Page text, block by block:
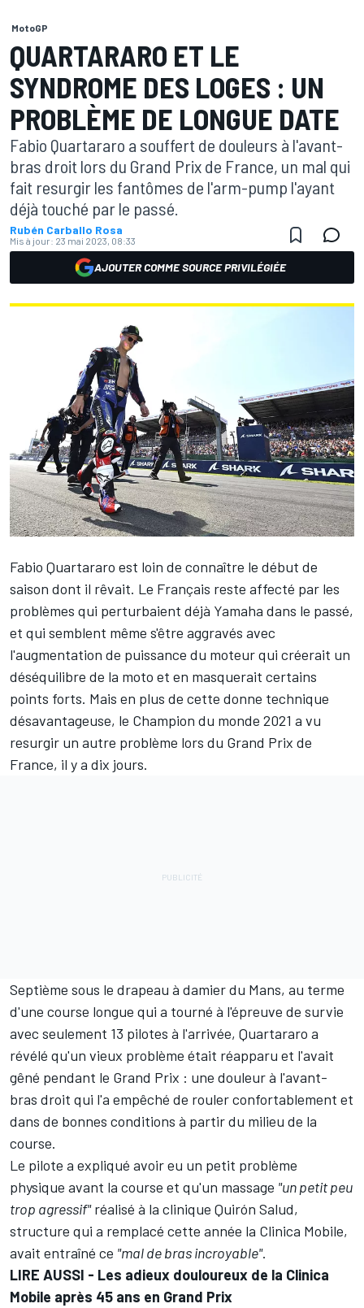
MotoGP
QUARTARARO ET LE
SYNDROME DES LOGES : UN
PROBLÈME DE LONGUE DATE
Fabio Quartararo a souffert de douleurs à l'avant-
bras droit lors du Grand Prix de France, un mal qui
fait resurgir les fantômes de l'arm-pump l'ayant
déjà touché par le passé.
Rubén Carballo Rosa
Mis à jour: 23 mai 2023, 08:33
AJOUTER COMME SOURCE PRIVILÉGIÉE
Fabio Quartararo est loin de connaître le début de
saison dont il rêvait. Le Français reste affecté par les
problèmes qui perturbaient déjà Yamaha dans le passé,
et qui semblent même s'être aggravés avec
l'augmentation de puissance du moteur qui créerait un
déséquilibre de la moto et en masquerait certains
points forts. Mais en plus de cette donne technique
désavantageuse, le Champion du monde 2021 a vu
resurgir un autre problème lors du Grand Prix de
France, il y a dix jours.
Septième sous le drapeau à damier du Mans, au terme
d'une course longue qui a tourné à l'épreuve de survie
avec seulement 13 pilotes à l'arrivée, Quartararo a
révélé qu'un vieux problème était réapparu et l'avait
gêné pendant le Grand Prix : une douleur à l'avant-
bras droit qui l'a empêché de rouler confortablement et
dans de bonnes conditions à partir du milieu de la
course.
Le pilote a expliqué avoir eu un petit problème
physique avant la course et qu'un massage "un petit peu
trop agressif"réalisé à la clinique Quirón Salud,
structure qui a remplacé cette année la Clinica Mobile,
avait entraîné ce "mal de bras incroyable".
LIRE AUSSI - Les adieux douloureux de la Clinica
Mobile après 45 ans en Grand Prix